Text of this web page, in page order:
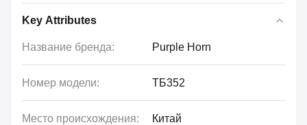
Key Attributes
Название бренда: Purple Horn
Номер модели: ТБ352
Место происхождения: Китай